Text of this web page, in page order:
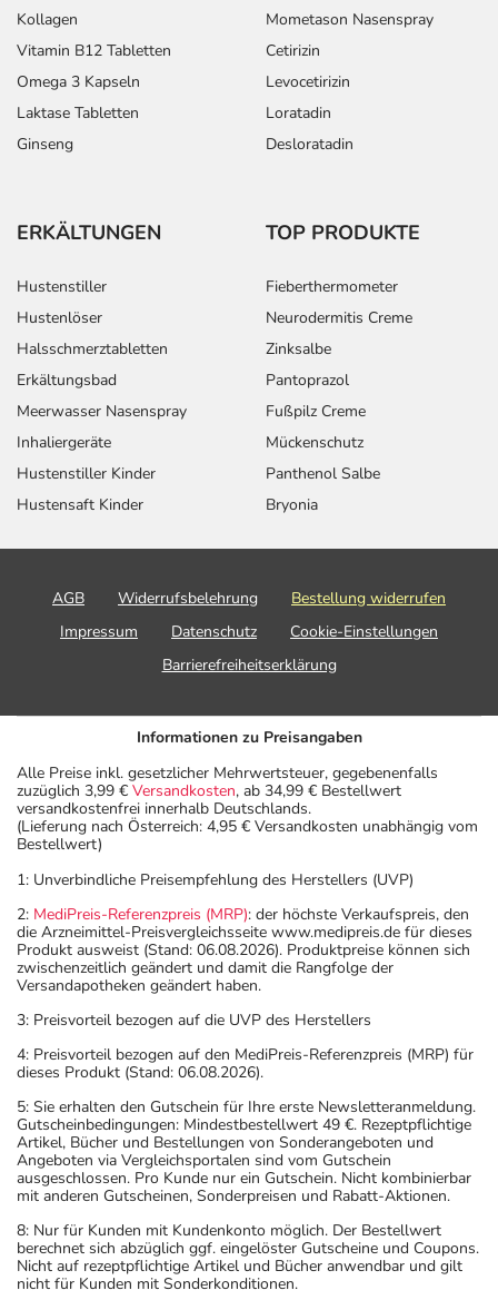
Kollagen
Vitamin B12 Tabletten
Omega 3 Kapseln
Laktase Tabletten
Ginseng
Mometason Nasenspray
Cetirizin
Levocetirizin
Loratadin
Desloratadin
ERKÄLTUNGEN
Hustenstiller
Hustenlöser
Halsschmerztabletten
Erkältungsbad
Meerwasser Nasenspray
Inhaliergeräte
Hustenstiller Kinder
Hustensaft Kinder
TOP PRODUKTE
Fieberthermometer
Neurodermitis Creme
Zinksalbe
Pantoprazol
Fußpilz Creme
Mückenschutz
Panthenol Salbe
Bryonia
AGB Widerrufsbelehrung
Bestellung widerrufen
Impressum
Datenschutz
Cookie-Einstellungen
Barrierefreiheitserklärung
Informationen zu Preisangaben
Alle Preise inkl. gesetzlicher Mehrwertsteuer, gegebenenfalls
zuzüglich 3,99 € Versandkosten, ab 34,99 € Bestellwert
versandkostenfrei innerhalb Deutschlands.
(Lieferung nach Österreich: 4,95 € Versandkosten unabhängig vom
Bestellwert)
1: Unverbindliche Preisempfehlung des Herstellers (UVP)
2: MediPreis-Referenzpreis (MRP): der höchste Verkaufspreis, den
die Arzneimittel-Preisvergleichsseite www.medipreis.de für dieses
Produkt ausweist (Stand: 06.08.2026). Produktpreise können sich
zwischenzeitlich geändert und damit die Rangfolge der
Versandapotheken geändert haben.
3: Preisvorteil bezogen auf die UVP des Herstellers
4: Preisvorteil bezogen auf den MediPreis-Referenzpreis (MRP) für
dieses Produkt (Stand: 06.08.2026).
5: Sie erhalten den Gutschein für Ihre erste Newsletteranmeldung.
Gutscheinbedingungen: Mindestbestellwert 49 €. Rezeptpflichtige
Artikel, Bücher und Bestellungen von Sonderangeboten und
Angeboten via Vergleichsportalen sind vom Gutschein
ausgeschlossen. Pro Kunde nur ein Gutschein. Nicht kombinierbar
mit anderen Gutscheinen, Sonderpreisen und Rabatt-Aktionen.
8: Nur für Kunden mit Kundenkonto möglich. Der Bestellwert
berechnet sich abzüglich ggf. eingelöster Gutscheine und Coupons.
Nicht auf rezeptpflichtige Artikel und Bücher anwendbar und gilt
nicht für Kunden mit Sonderkonditionen.